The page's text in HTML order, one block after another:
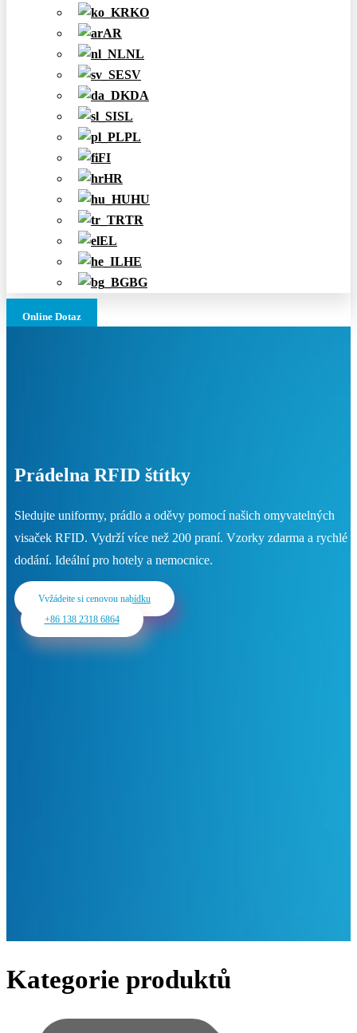
KO
AR
NL
SV
DA
SL
PL
FI
HR
HU
TR
EL
HE
BG
Online Dotaz
Prádelna RFID štítky
Sledujte uniformy, prádlo a oděvy pomocí našich omyvatelných
visaček RFID. Vydrží více než 200 praní. Vzorky zdarma a rychlé
dodání. Ideální pro hotely a nemocnice.
Vyžádejte si cenovou nabídku
+86 138 2318 6864
Kategorie produktů